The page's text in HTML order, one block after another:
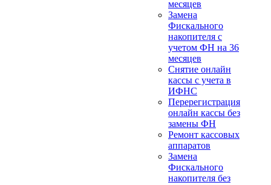
месяцев
Замена
Фискального
накопителя с
учетом ФН на 36
месяцев
Снятие онлайн
кассы с учета в
ИФНС
Перерегистрация
онлайн кассы без
замены ФН
Ремонт кассовых
аппаратов
Замена
Фискального
накопителя без